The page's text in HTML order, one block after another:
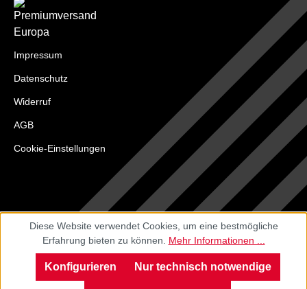
Impressum
Datenschutz
Widerruf
AGB
Cookie-Einstellungen
Diese Website verwendet Cookies, um eine bestmögliche
Erfahrung bieten zu können. Mehr Informationen ...
Nur technisch notwendige
Konfigurieren